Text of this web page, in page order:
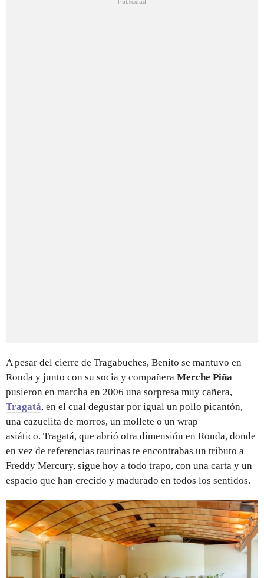
A pesar del cierre de Tragabuches, Benito se mantuvo en
Ronda y junto con su socia y compañera Merche Piña
pusieron en marcha en 2006 una sorpresa muy cañera,
Tragatá, en el cual degustar por igual un pollo picantón,
una cazuelita de morros, un mollete o un wrap
asiático. Tragatá, que abrió otra dimensión en Ronda, donde
en vez de referencias taurinas te encontrabas un tributo a
Freddy Mercury, sigue hoy a todo trapo, con una carta y un
espacio que han crecido y madurado en todos los sentidos.